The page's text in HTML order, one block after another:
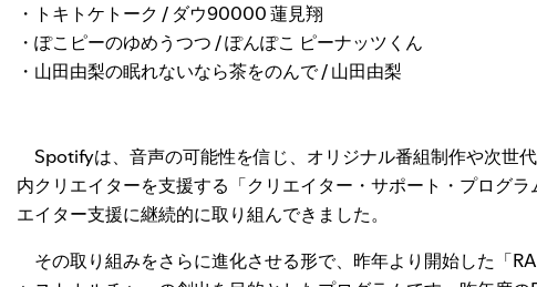
・トキトケトーク / ダウ90000 蓮見翔
・ぽこピーのゆめうつつ / ぽんぽこ ピーナッツくん
・山田由梨の眠れないなら茶をのんで / 山田由梨
Spotifyは、音声の可能性を信じ、オリジナル番組制作や次世
内クリエイターを支援する「クリエイター・サポート・プログ
エイター支援に継続的に取り組んできました。
その取り組みをさらに進化させる形で、昨年より開始した「